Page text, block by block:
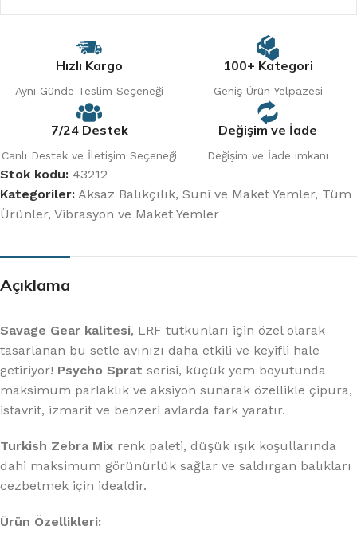
Hızlı Kargo
Aynı Günde Teslim Seçeneği
100+ Kategori
Geniş Ürün Yelpazesi
7/24 Destek
Canlı Destek ve İletişim Seçeneği
Değişim ve İade
Değişim ve İade imkanı
Stok kodu: 43212
Kategoriler: Aksaz Balıkçılık, Suni ve Maket Yemler, Tüm
Ürünler, Vibrasyon ve Maket Yemler
Açıklama
Savage Gear kalitesi, LRF tutkunları için özel olarak
tasarlanan bu setle avınızı daha etkili ve keyifli hale
getiriyor! Psycho Sprat serisi, küçük yem boyutunda
maksimum parlaklık ve aksiyon sunarak özellikle çipura,
istavrit, izmarit ve benzeri avlarda fark yaratır.
Turkish Zebra Mix renk paleti, düşük ışık koşullarında
dahi maksimum görünürlük sağlar ve saldırgan balıkları
cezbetmek için idealdir.
Ürün Özellikleri: